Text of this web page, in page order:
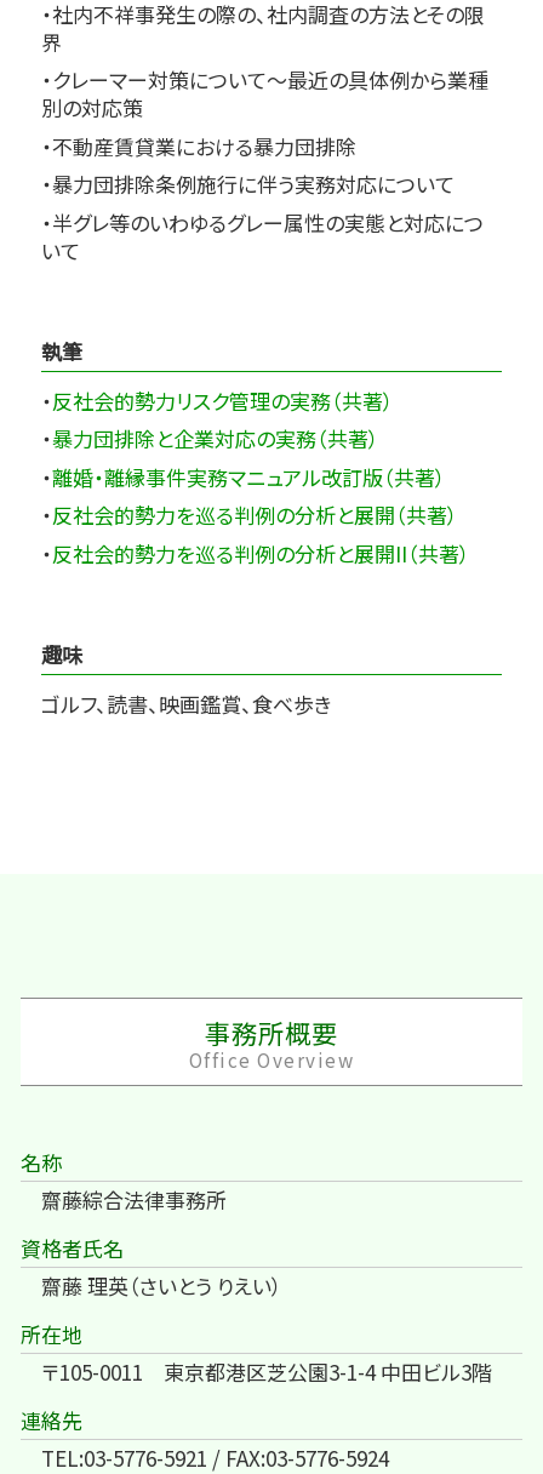
・社内不祥事発生の際の、社内調査の方法とその限
界
・クレーマー対策について～最近の具体例から業種
別の対応策
・不動産賃貸業における暴力団排除
・暴力団排除条例施行に伴う実務対応について
・半グレ等のいわゆるグレー属性の実態と対応につ
いて
執筆
・反社会的勢力リスク管理の実務（共著）
・暴力団排除と企業対応の実務（共著）
・離婚・離縁事件実務マニュアル改訂版（共著）
・反社会的勢力を巡る判例の分析と展開（共著）
・反社会的勢力を巡る判例の分析と展開II（共著）
趣味
ゴルフ、読書、映画鑑賞、食べ歩き
事務所概要
Office Overview
名称
齋藤綜合法律事務所
資格者氏名
齋藤 理英（さいとう りえい）
所在地
〒105-0011 東京都港区芝公園3-1-4 中田ビル3階
連絡先
TEL:03-5776-5921 / FAX:03-5776-5924